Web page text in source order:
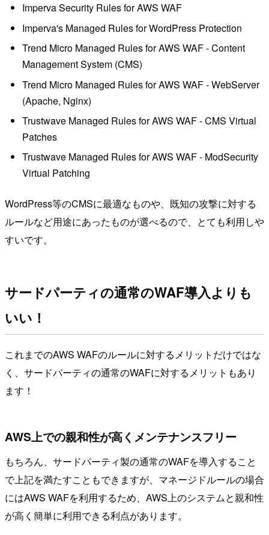
Imperva Security Rules for AWS WAF
Imperva's Managed Rules for WordPress Protection
Trend Micro Managed Rules for AWS WAF - Content
Management System (CMS)
Trend Micro Managed Rules for AWS WAF - WebServer
(Apache, Nginx)
Trustwave Managed Rules for AWS WAF - CMS Virtual
Patches
Trustwave Managed Rules for AWS WAF - ModSecurity
Virtual Patching
WordPress等のCMSに最適なものや、既知の攻撃に対する
ルールなど用途にあったものが選べるので、とても利用しや
すいです。
サードパーティの通常のWAF導入よりも
いい！
これまでのAWS WAFのルールに対するメリットだけではな
く、サードパーティの通常のWAFに対するメリットもあり
ます！
AWS上での親和性が高くメンテナンスフリー
もちろん、サードパーティ製の通常のWAFを導入すること
で上記を満たすこともできますが、マネージドルールの場合
にはAWS WAFを利用するため、AWS上のシステムと親和性
が高く簡単に利用できる利点があります。